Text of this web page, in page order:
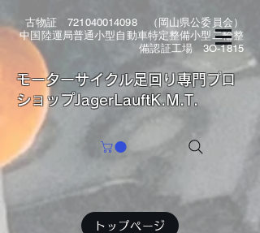
古物証721040014098（岡山県公委員会）
中国陸運局普通小型自動車特定整備小型二輪整
備認証工場 3O-1815
​モーターサイクル足回り専門プロ
ショップJagerLauftK.M.T.
トップページ